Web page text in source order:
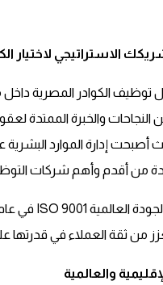
الاستراتيجي لاختيار
والخبرة الممتدة
أصبحت إدارة الموارد
من أقدم وأهم شركات
من ثقة العملاء في قدرتها
والعالمية